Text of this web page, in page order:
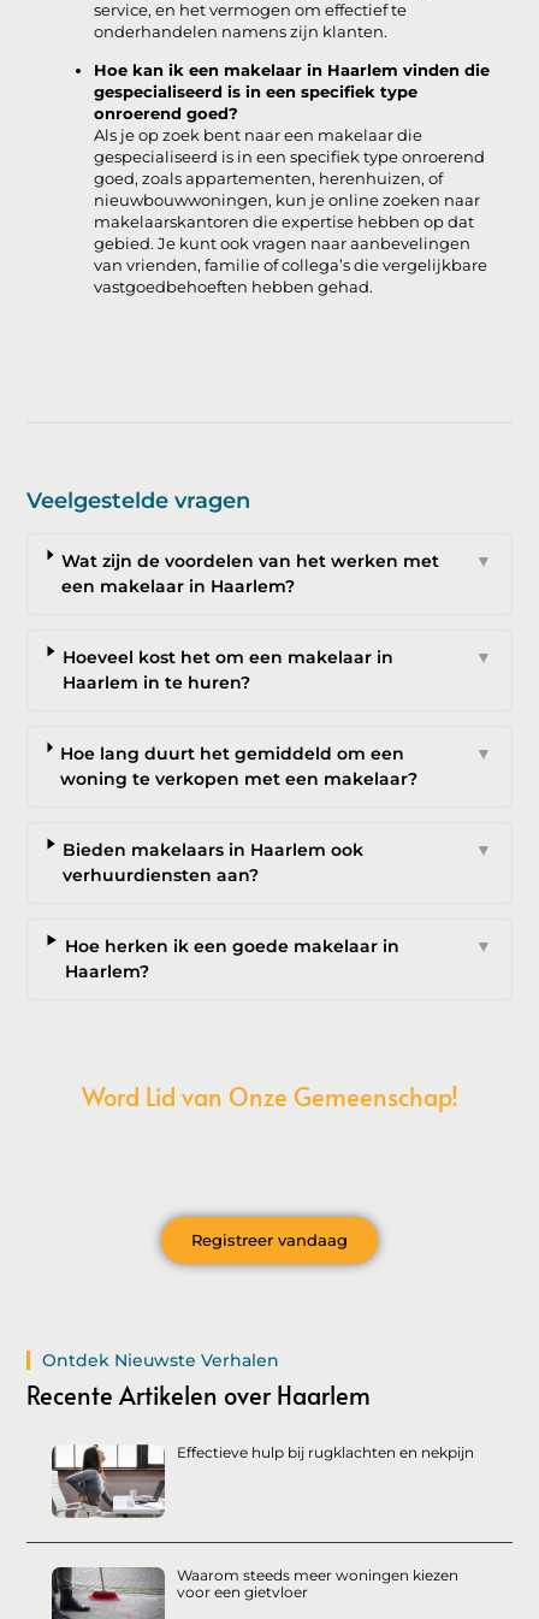
service, en het vermogen om effectief te
onderhandelen namens zijn klanten.
Hoe kan ik een makelaar in Haarlem vinden die
gespecialiseerd is in een specifiek type
onroerend goed?
Als je op zoek bent naar een makelaar die
gespecialiseerd is in een specifiek type onroerend
goed, zoals appartementen, herenhuizen, of
nieuwbouwwoningen, kun je online zoeken naar
makelaarskantoren die expertise hebben op dat
gebied. Je kunt ook vragen naar aanbevelingen
van vrienden, familie of collega’s die vergelijkbare
vastgoedbehoeften hebben gehad.
Veelgestelde vragen
Wat zijn de voordelen van het werken met
een makelaar in Haarlem?
▼
Hoeveel kost het om een makelaar in
Haarlem in te huren?
▼
Hoe lang duurt het gemiddeld om een
woning te verkopen met een makelaar?
▼
Bieden makelaars in Haarlem ook
verhuurdiensten aan?
▼
Hoe herken ik een goede makelaar in
Haarlem?
▼
Word Lid van Onze Gemeenschap!
Registreer vandaag
Ontdek Nieuwste Verhalen
Recente Artikelen over Haarlem
Effectieve hulp bij rugklachten en nekpijn
Waarom steeds meer woningen kiezen
voor een gietvloer